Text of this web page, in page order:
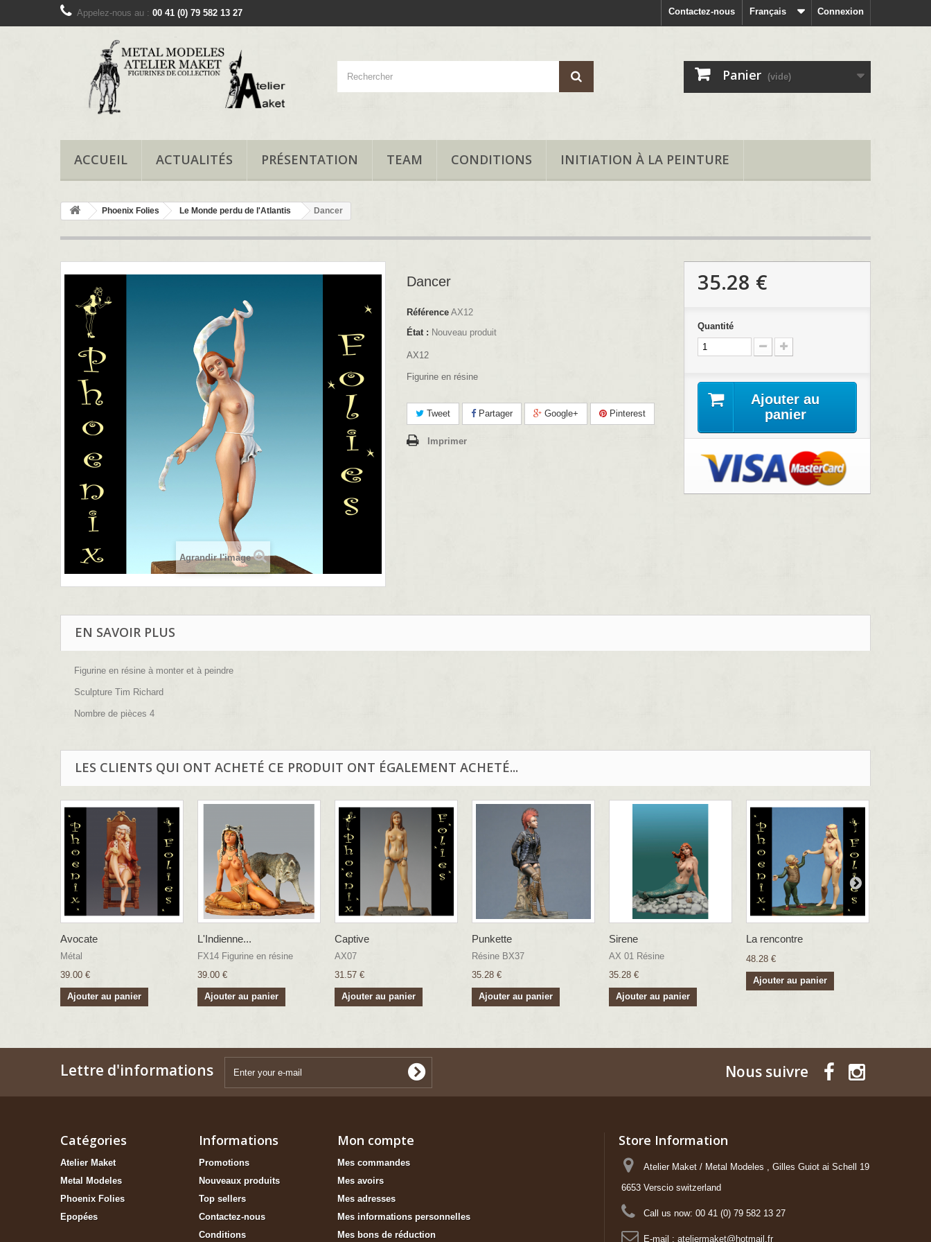
Connexion
Français
Contactez-nous
Appelez-nous au : 00 41 (0) 79 582 13 27
Panier (vide)
ACCUEIL ACTUALITÉS PRÉSENTATION TEAM CONDITIONS INITIATION À LA PEINTURE
Phoenix Folies Le Monde perdu de l'Atlantis Dancer
Agrandir l'image
Dancer
Référence AX12
État : Nouveau produit
AX12
Figurine en résine
Tweet Partager Google+ Pinterest
Imprimer
35.28 €
Quantité
Ajouter au
panier
EN SAVOIR PLUS
Figurine en résine à monter et à peindre
Sculpture Tim Richard
Nombre de pièces 4
LES CLIENTS QUI ONT ACHETÉ CE PRODUIT ONT ÉGALEMENT ACHETÉ...
Avocate
Métal
39.00 €
Ajouter au panier
L'Indienne...
FX14 Figurine en résine
39.00 €
Ajouter au panier
Captive
AX07
31.57 €
Ajouter au panier
Punkette
Résine BX37
35.28 €
Ajouter au panier
Sirene
AX 01 Résine
35.28 €
Ajouter au panier
La rencontre
48.28 €
Ajouter au panier
Lettre d'informations Nous suivre
Catégories
Atelier Maket
Metal Modeles
Phoenix Folies
Epopées
Informations
Promotions
Nouveaux produits
Top sellers
Contactez-nous
Conditions
Mon compte
Mes commandes
Mes avoirs
Mes adresses
Mes informations personnelles
Mes bons de réduction
Store Information
Atelier Maket / Metal Modeles , Gilles Guiot ai Schell 19
6653 Verscio switzerland
Call us now: 00 41 (0) 79 582 13 27
E-mail : ateliermaket@hotmail.fr